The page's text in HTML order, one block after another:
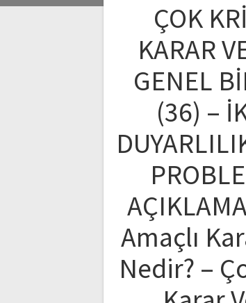
ÇOK
KARAR
GENEL
(36) –
Amaçlı
Nedir? –